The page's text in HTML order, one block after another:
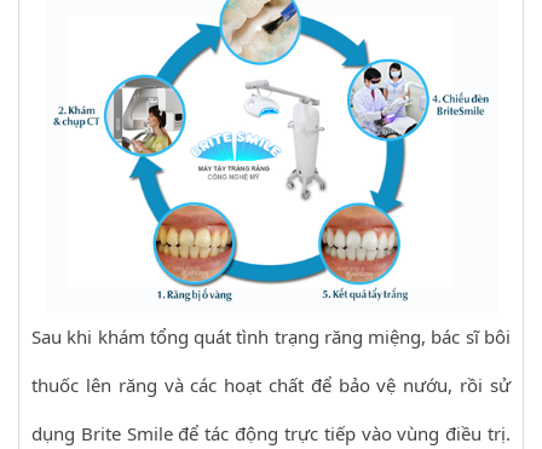
Sau khi khám tổng quát tình trạng răng miệng, bác sĩ bôi
thuốc lên răng và các hoạt chất để bảo vệ nướu, rồi sử
dụng Brite Smile để tác động trực tiếp vào vùng điều trị.